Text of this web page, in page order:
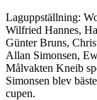
Laguppställning:
Wilfried Hannes,
Günter Bruns,
Allan Simonsen,
Målvakten Kneib
Simonsen blev
cupen.